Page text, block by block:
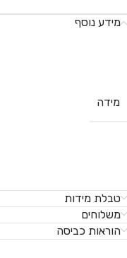
מידע נוסף
מידה
טבלת מידות
משלוחים
הוראות כביסה